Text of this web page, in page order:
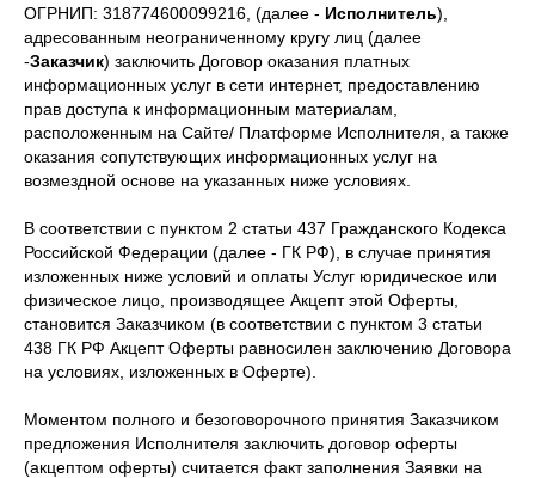
ОГРНИП: 318774600099216, (далее - Исполнитель),
адресованным неограниченному кругу лиц (далее
-Заказчик) заключить Договор оказания платных
информационных услуг в сети интернет, предоставлению
прав доступа к информационным материалам,
расположенным на Сайте/ Платформе Исполнителя, а также
оказания сопутствующих информационных услуг на
возмездной основе на указанных ниже условиях.
В соответствии с пунктом 2 статьи 437 Гражданского Кодекса
Российской Федерации (далее - ГК РФ), в случае принятия
изложенных ниже условий и оплаты Услуг юридическое или
физическое лицо, производящее Акцепт этой Оферты,
становится Заказчиком (в соответствии с пунктом 3 статьи
438 ГК РФ Акцепт Оферты равносилен заключению Договора
на условиях, изложенных в Оферте).
Моментом полного и безоговорочного принятия Заказчиком
предложения Исполнителя заключить договор оферты
(акцептом оферты) считается факт заполнения Заявки на